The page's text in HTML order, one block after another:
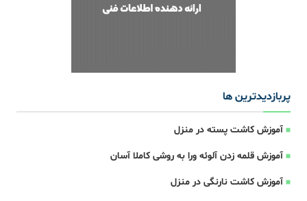
پربازدیدترین ها
آموزش کاشت پسته در منزل
آموزش قلمه زدن آلوئه ورا به روشی کاملا آسان
آموزش کاشت نارنگی در منزل